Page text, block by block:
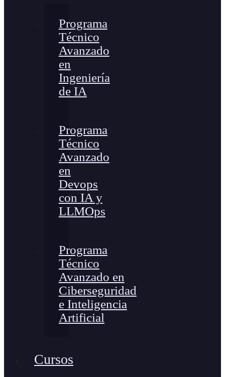
Programa
Técnico
Avanzado
en
Ingeniería
de IA
Programa
Técnico
Avanzado
en
Devops
con IA y
LLMOps
Programa
Técnico
Avanzado en
Ciberseguridad
e Inteligencia
Artificial
Cursos